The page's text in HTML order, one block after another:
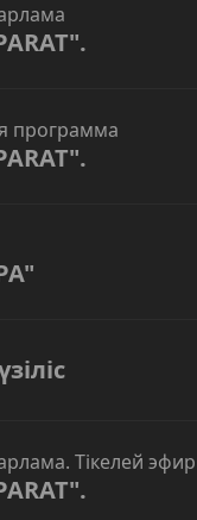
программа
Тікелей эфир